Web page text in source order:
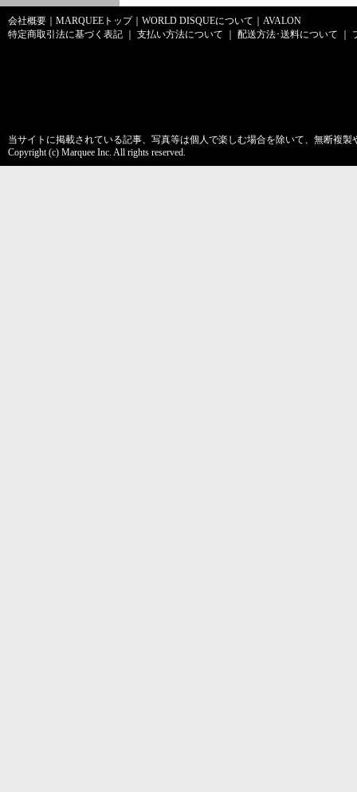
会社概要 MARQUEEトップ｜ WORLD DISQUEについて
AVALON
特定商取引法に基づく表記
支払い方法について 配送方法･送料について
当サイトに掲載されている記事、写真等は個人で楽しむ場合を除いて、無断複
Copyright (c) Marquee Inc. All rights reserved.